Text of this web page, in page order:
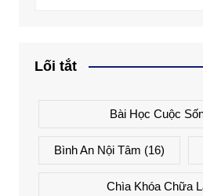
Lối tắt
Bài Học Cuộc
Bình An Nội Tâm (16)
Chìa Khóa Chữa